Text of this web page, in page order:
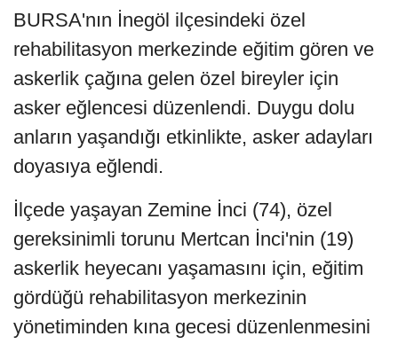
BURSA'nın İnegöl ilçesindeki özel
rehabilitasyon merkezinde eğitim gören ve
askerlik çağına gelen özel bireyler için
asker eğlencesi düzenlendi. Duygu dolu
anların yaşandığı etkinlikte, asker adayları
doyasıya eğlendi.
İlçede yaşayan Zemine İnci (74), özel
gereksinimli torunu Mertcan İnci'nin (19)
askerlik heyecanı yaşamasını için, eğitim
gördüğü rehabilitasyon merkezinin
yönetiminden kına gecesi düzenlenmesini